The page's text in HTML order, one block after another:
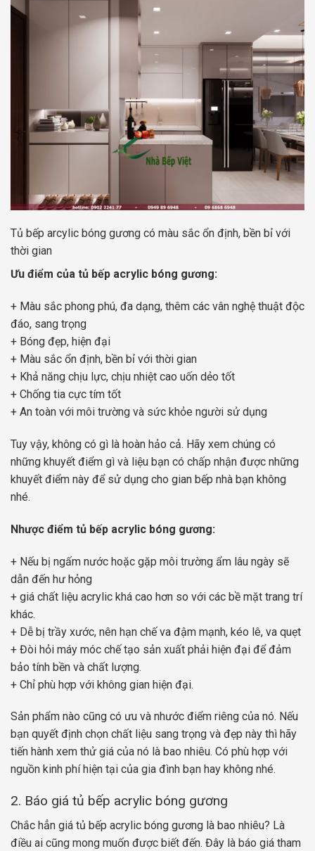
Tủ bếp arcylic bóng gương có màu sắc ổn định, bền bỉ với
thời gian
Ưu điểm của tủ bếp acrylic bóng gương:
+ Màu sắc phong phú, đa dạng, thêm các vân nghệ thuật độc
đáo, sang trọng
+ Bóng đẹp, hiện đại
+ Màu sắc ổn định, bền bỉ với thời gian
+ Khả năng chịu lực, chịu nhiệt cao uốn dẻo tốt
+ Chống tia cực tím tốt
+ An toàn với môi trường và sức khỏe người sử dụng
Tuy vậy, không có gì là hoàn hảo cả. Hãy xem chúng có
những khuyết điểm gì và liệu bạn có chấp nhận được những
khuyết điểm này để sử dụng cho gian bếp nhà bạn không
nhé.
Nhược điểm tủ bếp acrylic bóng gương:
+ Nếu bị ngấm nước hoặc gặp môi trường ẩm lâu ngày sẽ
dẫn đến hư hỏng
+ giá chất liệu acrylic khá cao hơn so với các bề mặt trang trí
khác.
+ Dễ bị trầy xước, nên hạn chế va đậm mạnh, kéo lê, va quẹt
+ Đòi hỏi máy móc chế tạo sản xuất phải hiện đại để đảm
bảo tính bền và chất lượng.
+ Chỉ phù hợp với không gian hiện đại.
Sản phẩm nào cũng có ưu và nhước điểm riêng của nó. Nếu
bạn quyết định chọn chất liệu sang trọng và đẹp này thì hãy
tiến hành xem thử giá của nó là bao nhiêu. Có phù hợp với
nguồn kinh phí hiện tại của gia đình bạn hay không nhé.
2. Báo giá tủ bếp acrylic bóng gương
Chắc hẳn giá tủ bếp acrylic bóng gương là bao nhiêu? Là
điều ai cũng mong muốn được biết đến. Đây là báo giá tham